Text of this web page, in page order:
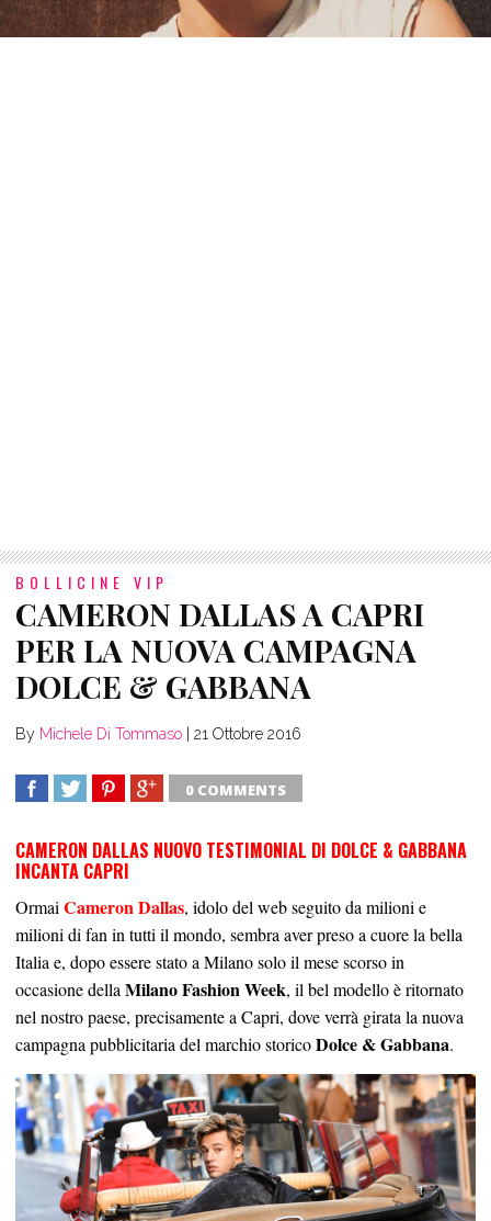
BOLLICINE VIP
CAMERON DALLAS A CAPRI
PER LA NUOVA CAMPAGNA
DOLCE & GABBANA
By Michele Di Tommaso 21 Ottobre 2016
0 COMMENTS
CAMERON DALLAS NUOVO TESTIMONIAL DI DOLCE & GABBANA
INCANTA CAPRI
OrmaiCameron Dallas, idolo del web seguito da milioni e
milioni di fan in tutti il mondo, sembra aver preso a cuore la bella
Italia e, dopo essere stato a Milano solo il mese scorso in
occasione dellaMilano Fashion Week, il bel modello è ritornato
nel nostro paese, precisamente a Capri, dove verrà girata la nuova
campagna pubblicitaria del marchio storicoDolce & Gabbana.